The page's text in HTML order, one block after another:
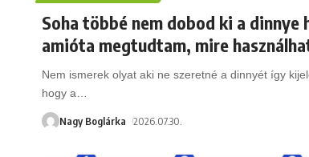
Soha többé nem dobod ki a dinnye
amióta megtudtam, mire
Nem ismerek olyat aki ne szeretné a dinnyét így
hogy a
Nagy Boglárka 2026.07.30.